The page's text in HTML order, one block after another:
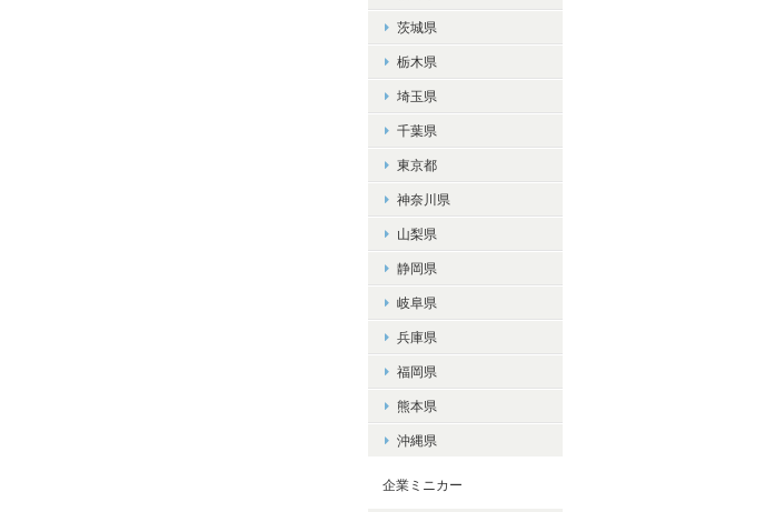
茨城県
栃木県
埼玉県
千葉県
東京都
神奈川県
山梨県
静岡県
岐阜県
兵庫県
福岡県
熊本県
沖縄県
企業ミニカー